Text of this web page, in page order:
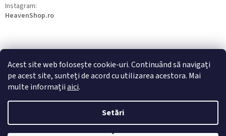
Acest site web folosește cookie-uri. Continuând să navigați
pe acest site, sunteți de acord cu utilizarea acestora. Mai
multe informațiiaici.
Setări
Instagram:
HeavenShop.ro
HeavenShop.sk HeavenShop.hu HeavenShop.cz
Drepturi de autor 2026Heavenshop. Toate drepturile rezervate.